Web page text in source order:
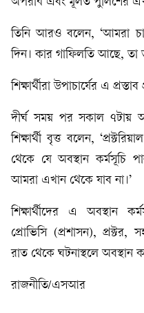
তিনি আরও বলেন, ‘আমরা চাই
দিন। কার গাফিলতি আছে, তা
শিক্ষার্থীরা উপাচার্যের এ
দীর্ঘ সময় পর সকাল ৭টায়
শিক্ষার্থী বৃত্ত বলেন,
থেকে যে অবস্থান কর্মসূচি
আমরা এখান থেকে যাব না।’
শিক্ষার্থীদের এ অবস্থান
প্রোভিসি (প্রশাসন), প্রক্টর,
রাত থেকে ঘটনাস্থলে অবস্থান
রাজনীতি/এসআর